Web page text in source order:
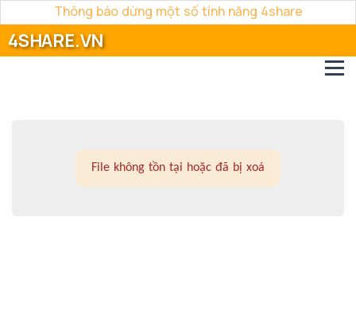
Thông báo dừng một số tính năng 4share
4SHARE.VN
File không tồn tại hoặc đã bị xoá